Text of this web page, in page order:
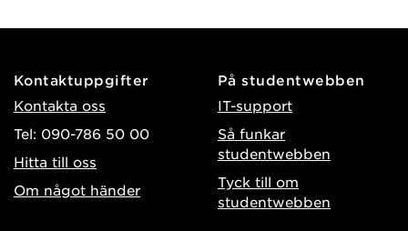
Kontaktuppgifter
Kontakta oss
Tel: 090-786 50 00
Hitta till oss
Om något händer
På studentwebben
IT-support
Så funkar
studentwebben
Tyck till om
studentwebben